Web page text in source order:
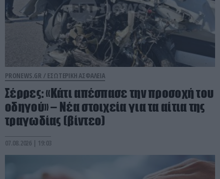
PRONEWS.GR / ΕΣΩΤΕΡΙΚΗ ΑΣΦΑΛΕΙΑ
Σέρρες: «Κάτι απέσπασε την προσοχή του
οδηγού» – Νέα στοιχεία για τα αίτια της
τραγωδίας (βίντεο)
07.08.2026 | 19:03